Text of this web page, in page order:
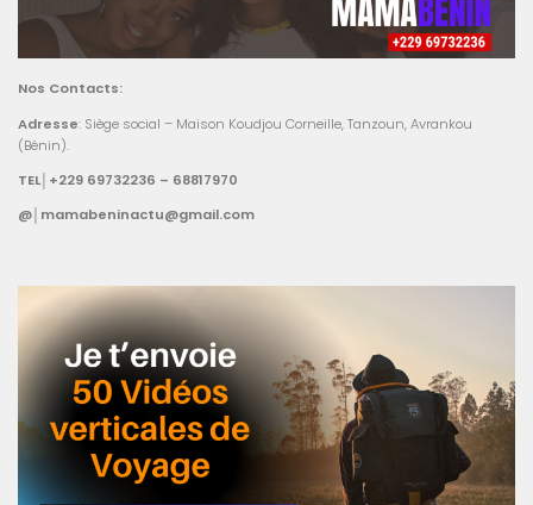
Nos Contacts:
Adresse: Siège social – Maison Koudjou Corneille, Tanzoun, Avrankou
(Bénin).
TEL│+229 69732236 – 68817970
@│mamabeninactu@gmail.com